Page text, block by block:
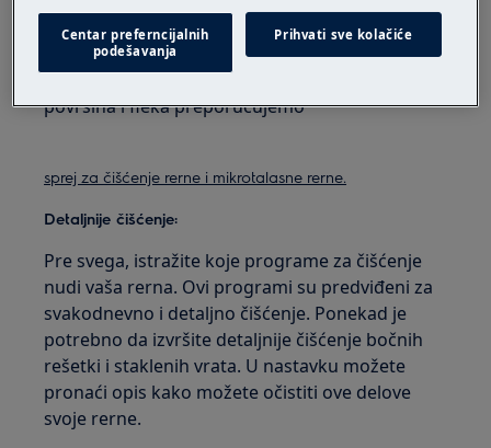
Fleke:očistite fleke blagim deterdžentom
Za čišćenje prednje strane rerne, metalnih
površina i fleka preporučujemo
sprej za čišćenje rerne i mikrotalasne rerne.
Detaljnije čišćenje:
Pre svega, istražite koje programe za čišćenje
nudi vaša rerna. Ovi programi su predviđeni za
svakodnevno i detaljno čišćenje. Ponekad je
potrebno da izvršite detaljnije čišćenje bočnih
rešetki i staklenih vrata. U nastavku možete
pronaći opis kako možete očistiti ove delove
svoje rerne.
Centar preferncijalnih
podešavanja
Prihvati sve kolačiće